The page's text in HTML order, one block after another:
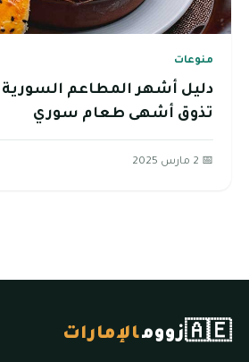
منوعات
دليل أشهر المطاعم السورية
تذوق أشهى طعام سوري
📅 2 مارس 2025
🇦🇪زوومالإمارات